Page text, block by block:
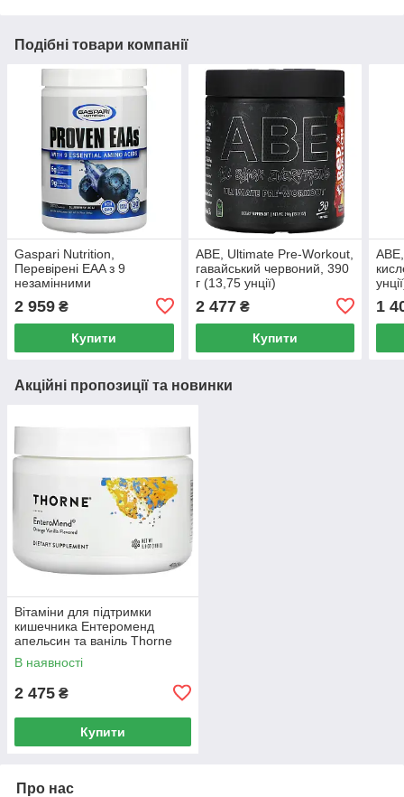
Подібні товари компанії
Gaspari Nutrition,
Перевірені EAA з 9
незамінними
чорничний асаї, 13,75
унції (390 г)
2 959 ₴
Купити
ABE, Ultimate Pre-Workout,
гавайський червоний, 390
г (13,75 унції)
2 477₴
Купити
1
Акційні пропозиції та новинки
Вітаміни для підтримки
кишечника Ентероменд
апельсин та ваніль Thorne
Research (Enteromend) 168 г
В наявності
2 475 ₴
Купити
Про нас